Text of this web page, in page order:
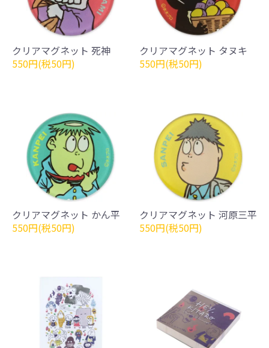
クリアマグネット 死神
550円(税50円)
クリアマグネット タヌキ
550円(税50円)
クリアマグネット かん平
550円(税50円)
クリアマグネット 河原三平
550円(税50円)